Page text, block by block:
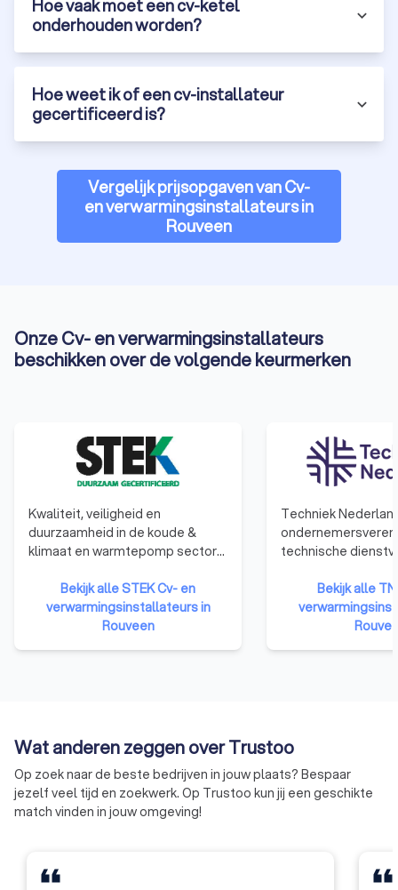
Hoe vaak moet een cv-ketel
onderhouden worden?
Hoe weet ik of een cv-installateur
gecertificeerd is?
Vergelijk prijsopgaven van Cv-
en verwarmingsinstallateurs in
Rouveen
Onze Cv- en verwarmingsinstallateurs
beschikken over de volgende keurmerken
Kwaliteit, veiligheid en
duurzaamheid in de koude &
klimaat en warmtepomp sector
1992 maken wij ons sterk om
(in)directe emissies in de
koudetechniek terug te dringen.
eigenaren / beheerders van
koelinstallaties en de overheid.
Ons werk kent drie pijlers:
bedrijfscertificaten
persoonscertificering
Bekijk alle STEK Cv- en
verwarmingsinstallateurs in
Rouveen
Techniek
technische
technische
werken continu
verbeteren van
Bekijk alle
Wat anderen zeggen over Trustoo
Op zoek naar de beste bedrijven in jouw plaats? Bespaar
jezelf veel tijd en zoekwerk. Op Trustoo kun jij een geschikte
match vinden in jouw omgeving!